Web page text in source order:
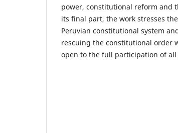
power, constitutional reform and
its final part, the work stresses
Peruvian constitutional system
rescuing the constitutional order
open to the full participation of all